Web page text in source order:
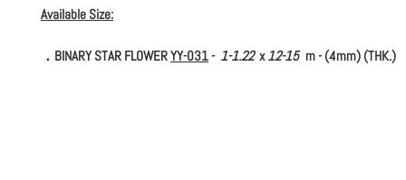
Available Size:
．BINARY STAR FLOWERYY-031- 1-1.22x12-15m - (4mm) (THK.)